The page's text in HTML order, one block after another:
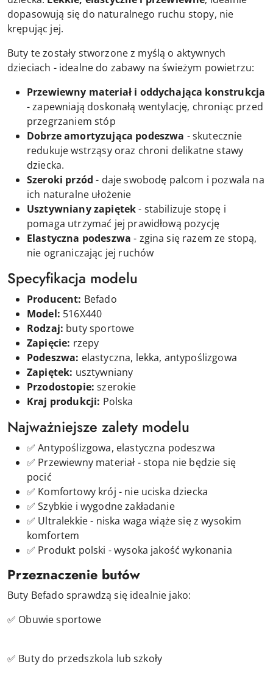
dopasowują się do naturalnego ruchu stopy, nie
krępując jej.
Buty te zostały stworzone z myślą o aktywnych
dzieciach - idealne do zabawy na świeżym powietrzu:
Przewiewny materiał i oddychająca konstrukcja
- zapewniają doskonałą wentylację, chroniąc przed
przegrzaniem stóp
Dobrze amortyzująca podeszwa - skutecznie
redukuje wstrząsy oraz chroni delikatne stawy
dziecka.
Szeroki przód - daje swobodę palcom i pozwala na
ich naturalne ułożenie
Usztywniany zapiętek- stabilizuje stopę i
pomaga utrzymać jej prawidłową pozycję
Elastyczna podeszwa - zgina się razem ze stopą,
nie ograniczając jej ruchów
Specyfikacja modelu
Producent: Befado
Model: 516X440
Rodzaj: buty sportowe
Zapięcie: rzepy
Podeszwa: elastyczna, lekka, antypoślizgowa
Zapiętek: usztywniany
Przodostopie: szerokie
Kraj produkcji: Polska
Najważniejsze zalety modelu
✅ Antypoślizgowa, elastyczna podeszwa
✅ Przewiewny materiał - stopa nie będzie się
pocić
✅ Komfortowy krój - nie uciska dziecka
✅ Szybkie i wygodne zakładanie
✅ Ultralekkie - niska waga wiąże się z wysokim
komfortem
✅ Produkt polski - wysoka jakość wykonania
Przeznaczenie butów
Buty Befado sprawdzą się idealnie jako:
✅ Obuwie sportowe
✅ Buty do przedszkola lub szkoły